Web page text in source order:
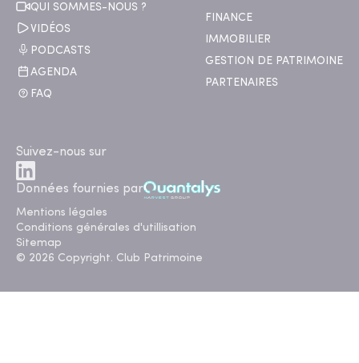
QUI SOMMES-NOUS ?
VIDÉOS
PODCASTS
AGENDA
FAQ
FINANCE
IMMOBILIER
GESTION DE PATRIMOINE
PARTENAIRES
Suivez-nous sur
Données fournies par
Mentions légales
Conditions générales d'utillisation
Sitemap
© 2026 Copyright. Club Patrimoine